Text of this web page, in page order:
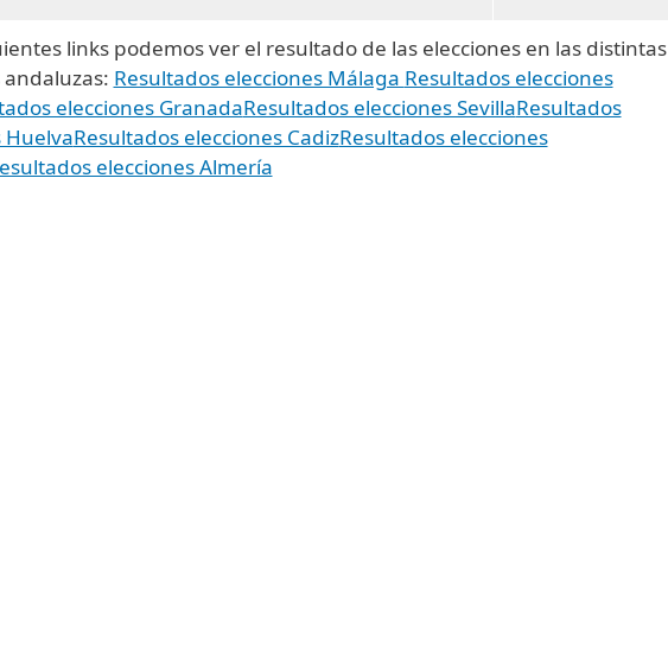
links podemos ver el resultado de las elecciones en las distintas
Resultados elecciones Málaga Resultados elecciones
elecciones GranadaResultados elecciones SevillaResultados
HuelvaResultados elecciones CadizResultados elecciones
elecciones Almería